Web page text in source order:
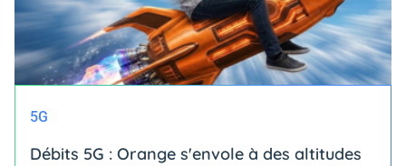
5G
Débits 5G : Orange s'envole à des altitudes